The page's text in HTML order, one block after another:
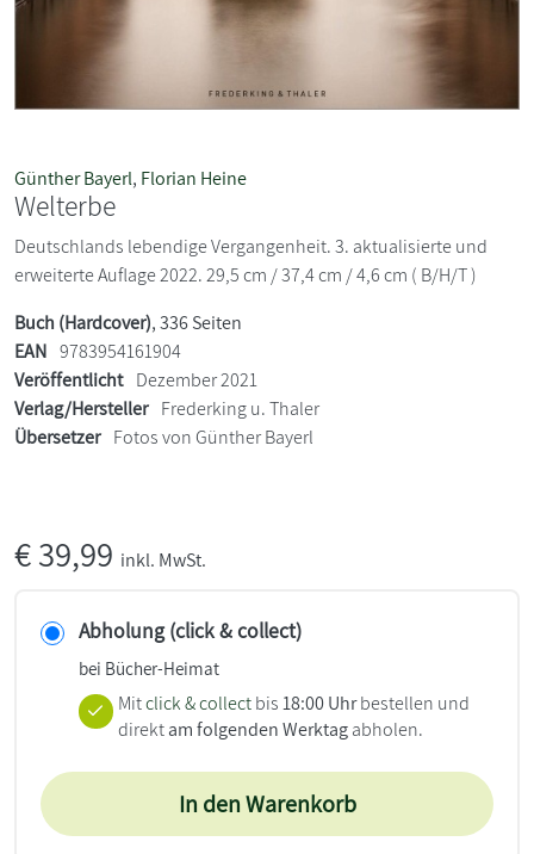
Günther Bayerl, Florian Heine
Welterbe
Deutschlands lebendige Vergangenheit. 3. aktualisierte und
erweiterte Auflage 2022. 29,5 cm / 37,4 cm / 4,6 cm ( B/H/T )
Buch (Hardcover), 336 Seiten
EAN 9783954161904
Veröffentlicht Dezember 2021
Verlag/Hersteller Frederking u. Thaler
Übersetzer Fotos von Günther Bayerl
€39,99 inkl. MwSt.
Abholung (click & collect)
bei Bücher-Heimat
Mitclick & collect bis18:00 Uhrbestellen und
direktam folgenden Werktagabholen.
In den Warenkorb